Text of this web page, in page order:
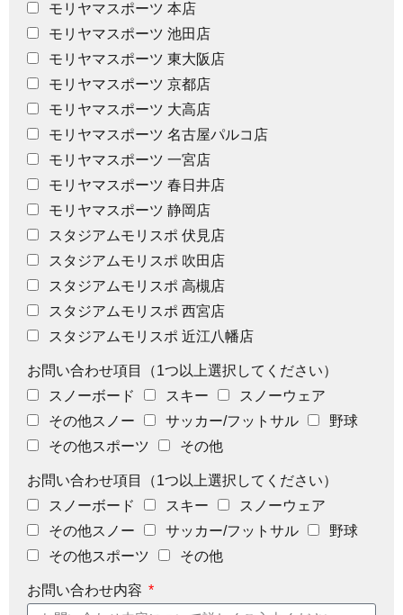
モリヤマスポーツ 本店
モリヤマスポーツ 池田店
モリヤマスポーツ 東大阪店
モリヤマスポーツ 京都店
モリヤマスポーツ 大高店
モリヤマスポーツ 名古屋パルコ店
モリヤマスポーツ 一宮店
モリヤマスポーツ 春日井店
モリヤマスポーツ 静岡店
スタジアムモリスポ 伏見店
スタジアムモリスポ 吹田店
スタジアムモリスポ 高槻店
スタジアムモリスポ 西宮店
スタジアムモリスポ 近江八幡店
お問い合わせ項目（1つ以上選択してください）
スノーボード
スキー
スノーウェア
その他スノー
サッカー/フットサル
野球
その他スポーツ
その他
お問い合わせ項目（1つ以上選択してください）
スノーボード
スキー
スノーウェア
その他スノー
サッカー/フットサル
野球
その他スポーツ
その他
お問い合わせ内容